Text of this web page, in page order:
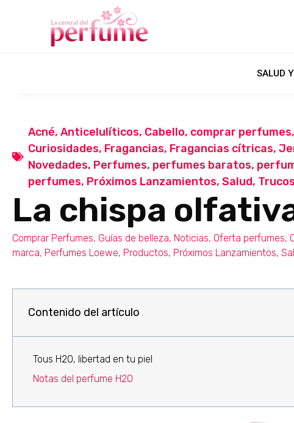
SALUD
Acné, Anticelulíticos, Cabello, comprar perfumes,
Curiosidades, Fragancias, Fragancias cítricas,
Novedades, Perfumes, perfumes baratos,
perfumes, Próximos Lanzamientos, Salud,
La chispa
Comprar Perfumes, Guías de belleza, Noticias, Oferta perfumes,
marca, Perfumes Loewe, Productos, Próximos Lanzamientos,
Contenido del artículo
Tous H2O, libertad en tu piel
Notas del perfume H2O